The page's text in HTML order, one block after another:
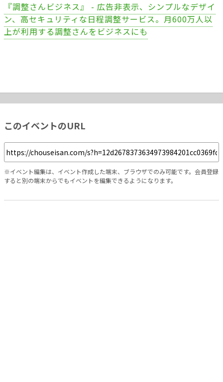
『調整さんビジネス』 - 広告非表示、シンプルなデザイ
ン、高セキュリティな日程調整サービス。月600万人以
上が利用する調整さんをビジネスにも
このイベントのURL
※イベント編集は、イベント作成した端末、ブラウザでのみ可能です。会員登録
すると別の端末からでもイベントを編集できるようになります。